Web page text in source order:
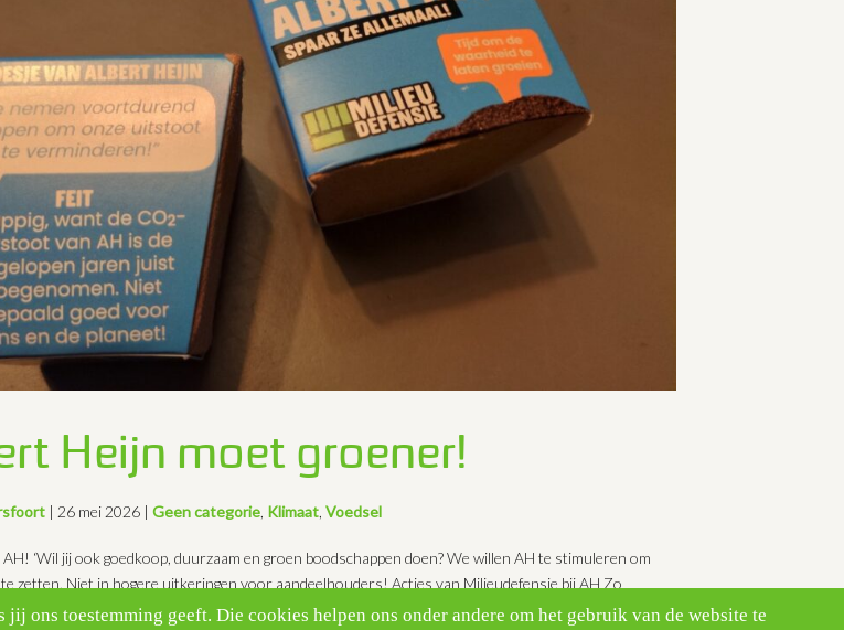
Heijn moet groener!
| 26 mei 2026| Geen categorie, Klimaat, Voedsel
‘Wil jij ook goedkoop, duurzaam en groen boodschappen doen? We willen AH te stimuleren om
zetten. Niet in hogere uitkeringen voor aandeelhouders! Acties van Milieudefensie bij AH Zo
ons toestemming geeft. Die cookies helpen ons onder andere om het gebruik van de website te